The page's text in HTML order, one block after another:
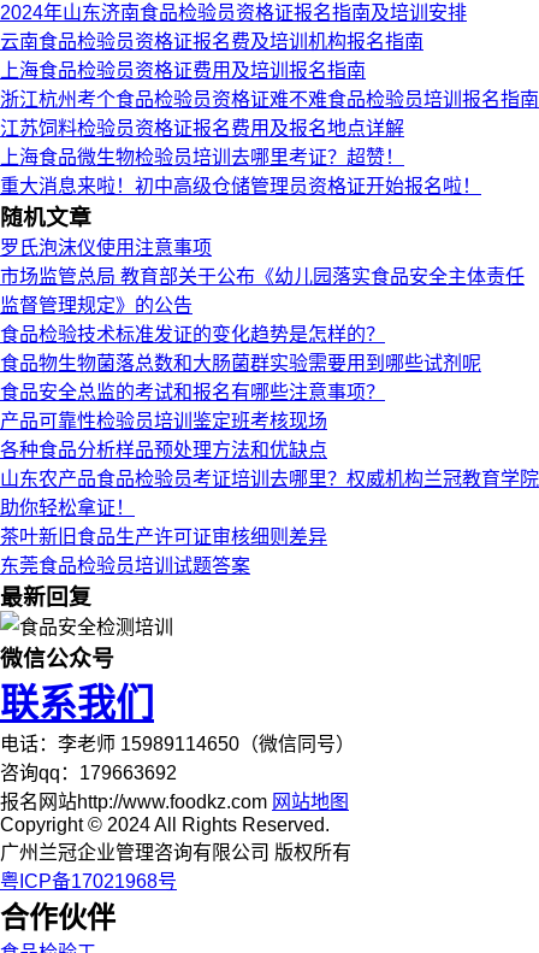
2024年山东济南食品检验员资格证报名指南及培训安排
云南食品检验员资格证报名费及培训机构报名指南
上海食品检验员资格证费用及培训报名指南
浙江杭州考个食品检验员资格证难不难食品检验员培训报名指南
江苏饲料检验员资格证报名费用及报名地点详解
上海食品微生物检验员培训去哪里考证？超赞！
重大消息来啦！初中高级仓储管理员资格证开始报名啦！
随机文章
罗氏泡沫仪使用注意事项
市场监管总局 教育部关于公布《幼儿园落实食品安全主体责任
监督管理规定》的公告
食品检验技术标准发证的变化趋势是怎样的？
食品物生物菌落总数和大肠菌群实验需要用到哪些试剂呢
食品安全总监的考试和报名有哪些注意事项？
产品可靠性检验员培训鉴定班考核现场
各种食品分析样品预处理方法和优缺点
山东农产品食品检验员考证培训去哪里？权威机构兰冠教育学院
助你轻松拿证！
茶叶新旧食品生产许可证审核细则差异
东莞食品检验员培训试题答案
最新回复
微信公众号
联系我们
电话：李老师 15989114650（微信同号）
咨询qq：179663692
报名网站http://www.foodkz.com 网站地图
Copyright © 2024 All Rights Reserved.
广州兰冠企业管理咨询有限公司 版权所有
粤ICP备17021968号
合作伙伴